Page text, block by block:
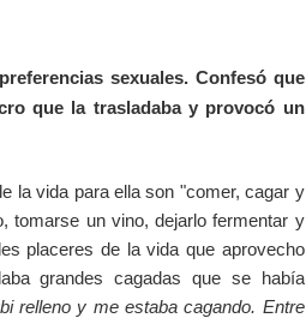
sexuales. Confesó que
que la trasladaba y provocó un
la vida para ella son "comer, cagar y
tomarse un vino, dejarlo fermentar y
placeres de la vida que aprovecho
grandes cagadas que se había
relleno y me estaba cagando. Entre